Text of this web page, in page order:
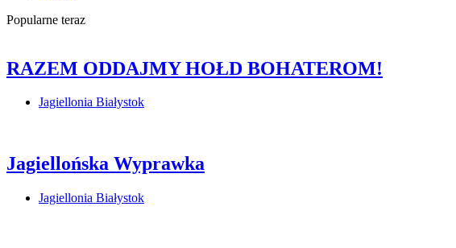
Popularne teraz
RAZEM ODDAJMY HOŁD BOHATEROM!
Jagiellonia Białystok
Jagiellońska Wyprawka
Jagiellonia Białystok